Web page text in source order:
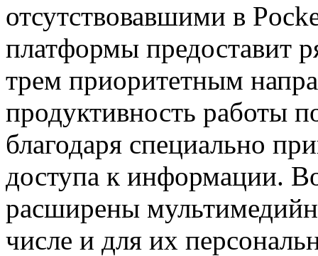
отсутствовавшими в
платформы предоставит
трем приоритетным
продуктивность работы
благодаря специально
доступа к информации.
расширены
числе и для их